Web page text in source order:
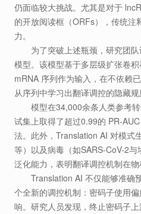
仍面临较大挑战。尤其是对于
的开放阅读框（ORFs），传统注
力。
为了突破上述瓶颈，研究团
模型。该模型基于多层级扩张卷
mRNA 序列作为输入，在不依赖
从序列中学习出翻译调控的隐藏规
模型在34,000余条人类参考
试集上取得了超过0.99的 PR-
法。此外，Translation AI 对模式
等）以及病毒（如SARS-CoV-2
泛化能力，表明翻译调控机制在物
Translation AI 不仅能够准确
个全新的调控机制：密码子使用
响。研究人员发现，终止密码子